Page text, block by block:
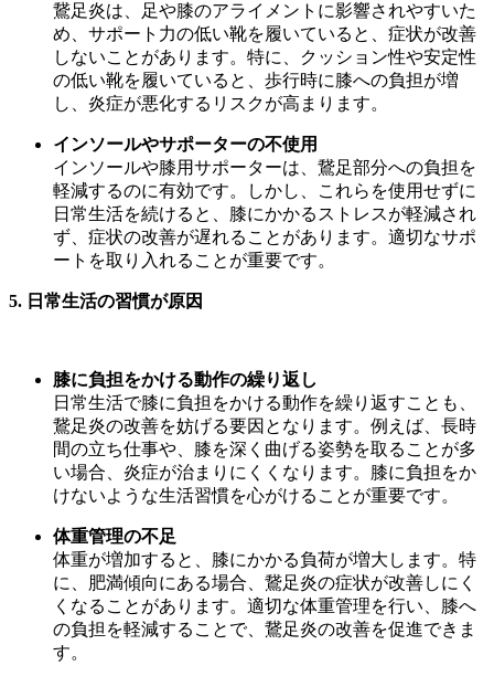
鵞足炎は、足や膝のアライメントに影響されやすいた
め、サポート力の低い靴を履いていると、症状が改善
しないことがあります。特に、クッション性や安定性
の低い靴を履いていると、歩行時に膝への負担が増
し、炎症が悪化するリスクが高まります。
インソールやサポーターの不使用
インソールや膝用サポーターは、鵞足部分への負担を
軽減するのに有効です。しかし、これらを使用せずに
日常生活を続けると、膝にかかるストレスが軽減され
ず、症状の改善が遅れることがあります。適切なサポ
ートを取り入れることが重要です。
5. 日常生活の習慣が原因
膝に負担をかける動作の繰り返し
日常生活で膝に負担をかける動作を繰り返すことも、
鵞足炎の改善を妨げる要因となります。例えば、長時
間の立ち仕事や、膝を深く曲げる姿勢を取ることが多
い場合、炎症が治まりにくくなります。膝に負担をか
けないような生活習慣を心がけることが重要です。
体重管理の不足
体重が増加すると、膝にかかる負荷が増大します。特
に、肥満傾向にある場合、鵞足炎の症状が改善しにく
くなることがあります。適切な体重管理を行い、膝へ
の負担を軽減することで、鵞足炎の改善を促進できま
す。